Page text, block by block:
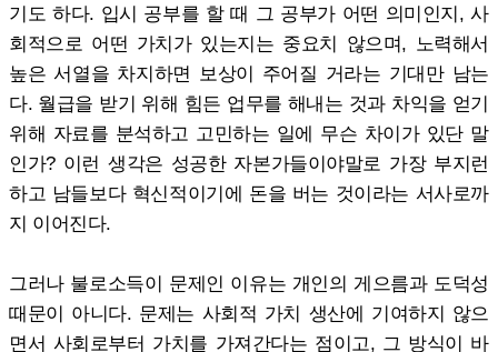
기도 하다. 입시 공부를 할 때 그 공부가 어떤 의미인지, 사
회적으로 어떤 가치가 있는지는 중요치 않으며, 노력해서
높은 서열을 차지하면 보상이 주어질 거라는 기대만 남는
다. 월급을 받기 위해 힘든 업무를 해내는 것과 차익을 얻기
위해 자료를 분석하고 고민하는 일에 무슨 차이가 있단 말
인가? 이런 생각은 성공한 자본가들이야말로 가장 부지런
하고 남들보다 혁신적이기에 돈을 버는 것이라는 서사로까
지 이어진다.
그러나 불로소득이 문제인 이유는 개인의 게으름과 도덕성
때문이 아니다. 문제는 사회적 가치 생산에 기여하지 않으
면서 사회로부터 가치를 가져간다는 점이고, 그 방식이 바